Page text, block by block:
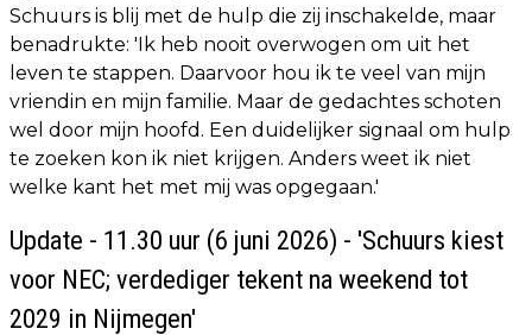
Schuurs is blij met de hulp die zij inschakelde, maar
benadrukte: 'Ik heb nooit overwogen om uit het
leven te stappen. Daarvoor hou ik te veel van mijn
vriendin en mijn familie. Maar de gedachtes schoten
wel door mijn hoofd. Een duidelijker signaal om hulp
te zoeken kon ik niet krijgen. Anders weet ik niet
welke kant het met mij was opgegaan.'
Update - 11.30 uur (6 juni 2026) - 'Schuurs kiest
voor NEC; verdediger tekent na weekend tot
2029 in Nijmegen'